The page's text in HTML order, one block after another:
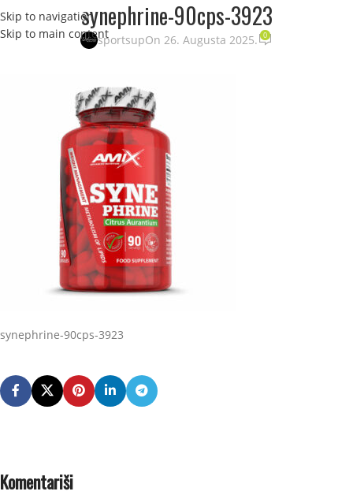
Skip to navigation
Skip to main content
synephrine-90cps-3923
sportsupOn 26. Augusta 2025. 0
synephrine-90cps-3923
Komentariši